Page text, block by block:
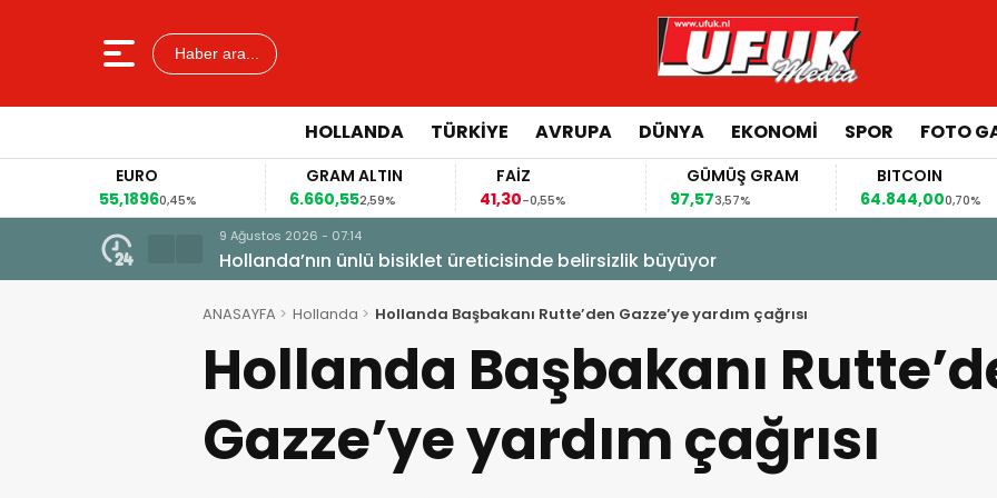
Haber ara...
HOLLANDA TÜRKIYE AVRUPA DÜNYA EKONOMI SPOR FOTO
0,45%
GRAM ALTIN
6.660,55
2,59%
FAİZ
-0,55%
GÜMÜŞ GRAM
3,57%
BITCOIN
64.844,000,70%
9 Ağustos 2026 - 07:14
Hollanda’nın ünlü bisiklet üreticisinde belirsizlik büyüyor
ANASAYFA Hollanda Hollanda Başbakanı Rutte’den Gazze’ye yardım çağrısı
Hollanda Başbakanı
Gazze’ye yardım çağrısı